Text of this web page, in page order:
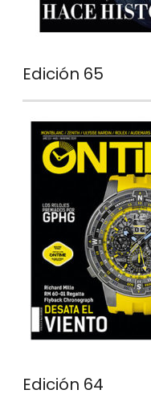
Edición 65
Edición 64